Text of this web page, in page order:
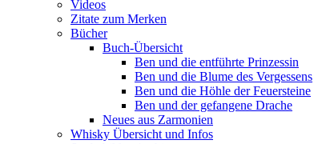
Videos
Zitate zum Merken
Bücher
Buch-Übersicht
Ben und die entführte Prinzessin
Ben und die Blume des Vergessens
Ben und die Höhle der Feuersteine
Ben und der gefangene Drache
Neues aus Zarmonien
Whisky Übersicht und Infos